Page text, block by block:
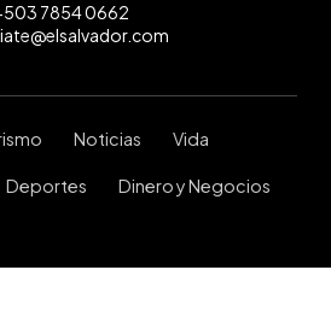
7854 0662
Noticias Vida
Deportes Dinero y Negocios